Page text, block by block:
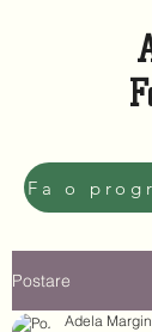
Postare
Adela Margin